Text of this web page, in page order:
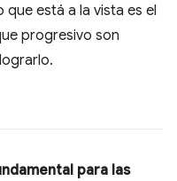
está a la vista es el
progresivo son
para las